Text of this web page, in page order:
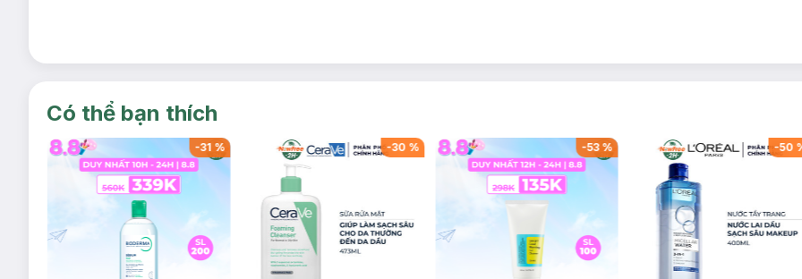
Có thể bạn thích
-31 % -30 % -53% -50